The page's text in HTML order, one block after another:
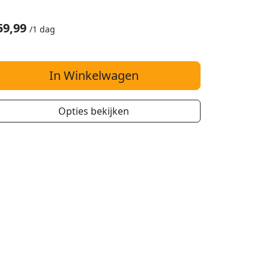
/1 dag
In Winkelwagen
Opties bekijken